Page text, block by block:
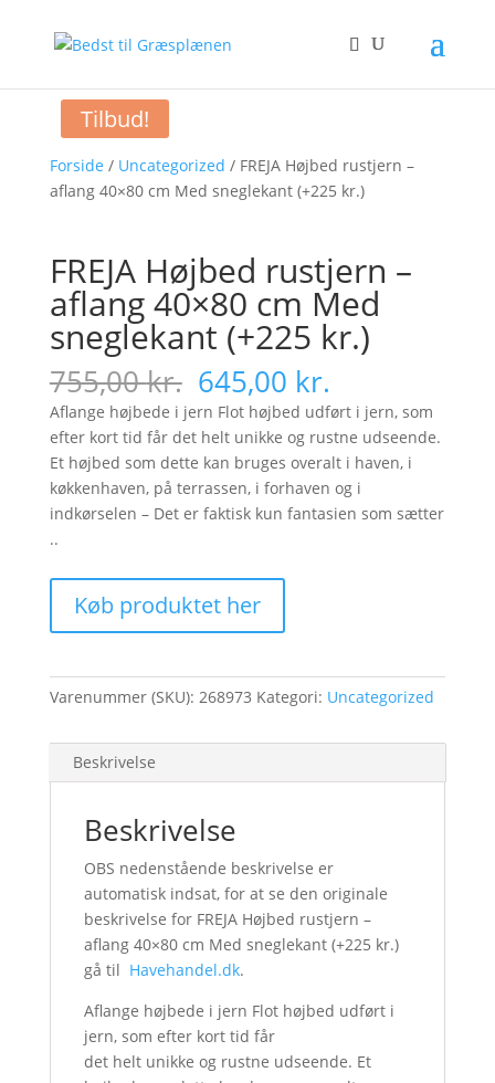
Forside / Uncategorized / FREJA Højbed rustjern –
aflang 40×80 cm Med sneglekant (+225 kr.)
Tilbud!
FREJA Højbed rustjern –
aflang 40×80 cm Med
sneglekant (+225 kr.)
755,00kr. Original
price
was:
755,00 kr..
645,00 kr.
price
is:
645,00 kr..
Aflange højbede i jern Flot højbed udført i jern, som
efter kort tid får det helt unikke og rustne udseende.
Et højbed som dette kan bruges overalt i haven, i
køkkenhaven, på terrassen, i forhaven og i
indkørselen – Det er faktisk kun fantasien som sætter
..
Køb produktet her
Varenummer (SKU): 268973 Kategori: Uncategorized
Beskrivelse
Beskrivelse
OBS nedenstående beskrivelse er
automatisk indsat, for at se den originale
beskrivelse for FREJA Højbed rustjern –
aflang 40×80 cm Med sneglekant (+225 kr.)
gå til Havehandel.dk.
Aflange højbede i jern Flot højbed udført i
jern, som efter kort tid får
det helt unikke og rustne udseende. Et